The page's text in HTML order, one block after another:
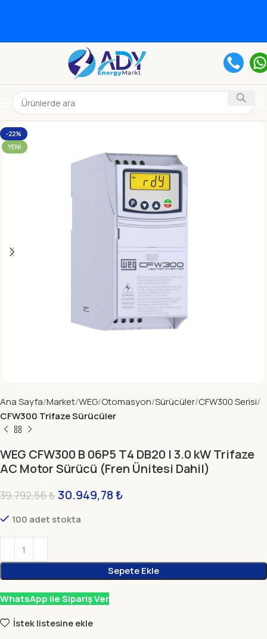
-22%
YENI
Ana Sayfa Market WEG Otomasyon Sürücüler CFW300 Serisi
CFW300 Trifaze Sürücüler
WEG CFW300 B 06P5 T4 DB20 | 3.0 kW Trifaze
AC Motor Sürücü (Fren Ünitesi Dahil)
39.792,56₺30.949,78₺
100 adet stokta
Sepete Ekle
WhatsApp ile Sipariş Ver
İstek listesine ekle